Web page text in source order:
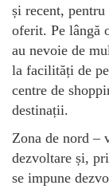
și recent,
oferit. Pe lângă
au nevoie de
la facilități de
centre de
destinații.
Zona de nord –
dezvoltare și,
se impune